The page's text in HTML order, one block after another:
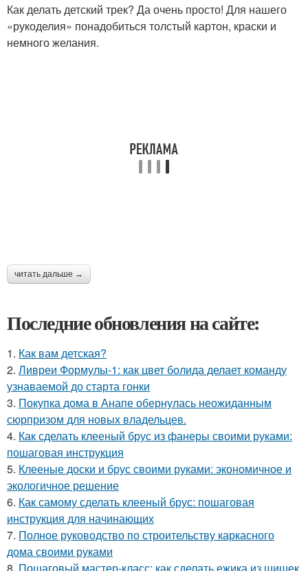
Как делать детский трек? Да очень просто! Для нашего
«рукоделия» понадобиться толстый картон, краски и
немного желания.
читать дальше →
Последние обновления на сайте:
1. Как вам детская?
2. Ливреи Формулы-1: как цвет болида делает команду
узнаваемой до старта гонки
3. Покупка дома в Анапе обернулась неожиданным
сюрпризом для новых владельцев.
4. Как сделать клееный брус из фанеры своими руками:
пошаговая инструкция
5. Клееные доски и брус своими руками: экономичное и
экологичное решение
6. Как самому сделать клееный брус: пошаговая
инструкция для начинающих
7. Полное руководство по строительству каркасного
дома своими руками
8. Пошаговый мастер-класс: как сделать ежика из шишек